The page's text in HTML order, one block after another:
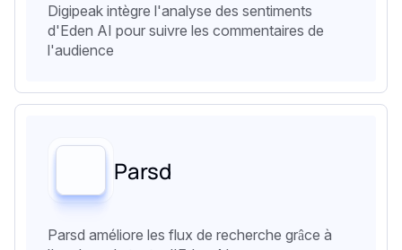
Digipeak intègre l'analyse des sentiments
d'Eden AI pour suivre les commentaires de
l'audience
Parsd
Parsd améliore les flux de recherche grâce à